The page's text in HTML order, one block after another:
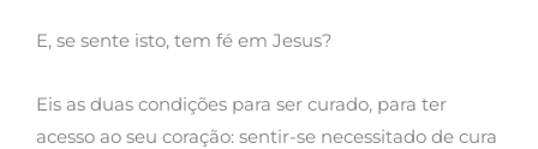
E, se sente isto, tem fé em Jesus?
Eis as duas condições para ser curado, para ter
acesso ao seu coração: sentir-se necessitado de cura